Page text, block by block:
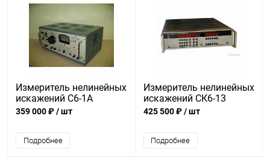
Измеритель нелинейных
искажений С6-1А
359 000 ₽/ шт
Подробнее
Измеритель нелинейных
искажений СК6-13
425 500 ₽/ шт
Подробнее